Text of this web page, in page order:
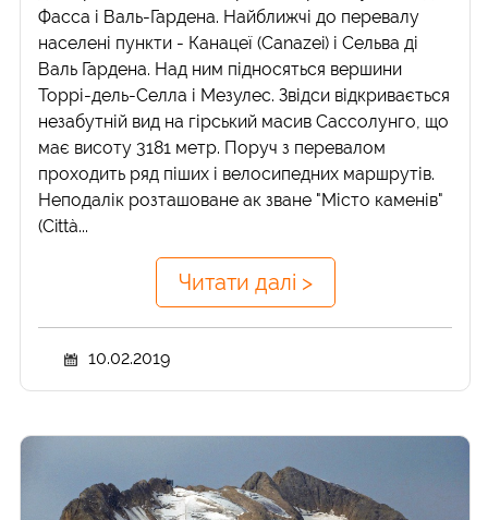
Фасса і Валь-Гардена. Найближчі до перевалу
населені пункти - Канацеї (Canazei) і Сельва ді
Валь Гардена. Над ним підносяться вершини
Торрі-дель-Селла і Мезулес. Звідси відкривається
незабутній вид на гірський масив Сассолунго, що
має висоту 3181 метр. Поруч з перевалом
проходить ряд піших і велосипедних маршрутів.
Неподалік розташоване ак зване "Місто каменів"
(Città...
Читати далі >
10.02.2019